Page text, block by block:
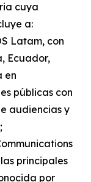
cuya
a:
Latam, con
Ecuador,
en
públicas con
audiencias y
principales
por